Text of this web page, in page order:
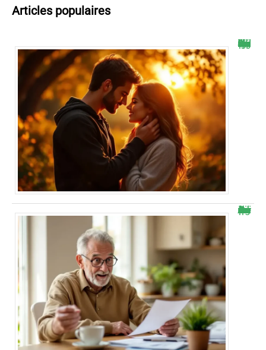
Articles populaires
Selon les astres, ce signe astrologique va vivre une passion inoubliable début octobre
Retraite Agirc-Arrco : il découvre une hausse surprise sur sa pension de novembre